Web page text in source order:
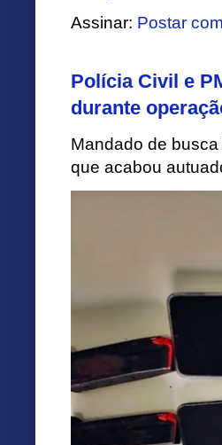
Assinar: Postar
Polícia Civil e
durante
Mandado de busca
que acabou